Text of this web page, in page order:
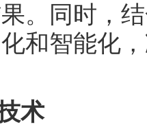
。同时，
和智能化
术